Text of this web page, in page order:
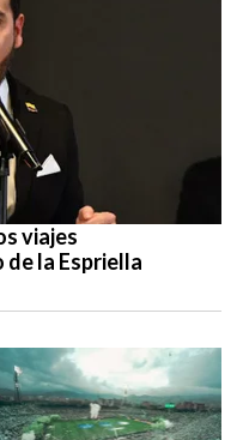
viajes
la Espriella